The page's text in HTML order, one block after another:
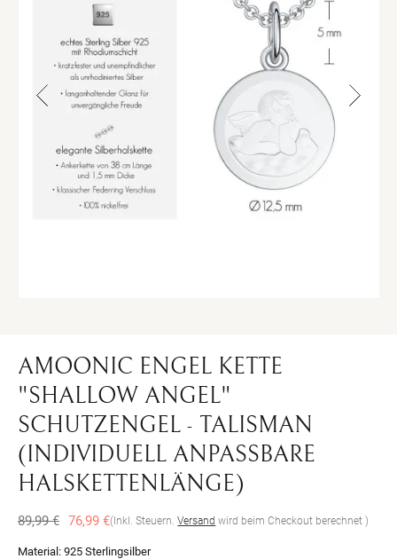
öffnen
AMOONIC ENGEL KETTE
"SHALLOW ANGEL"
SCHUTZENGEL - TALISMAN
(INDIVIDUELL ANPASSBARE
HALSKETTENLÄNGE)
Normaler
89,99 € Verkaufspreis
76,99 €(Inkl. Steuern.Versand wird beim Checkout berechnet )
Material: 925 Sterlingsilber